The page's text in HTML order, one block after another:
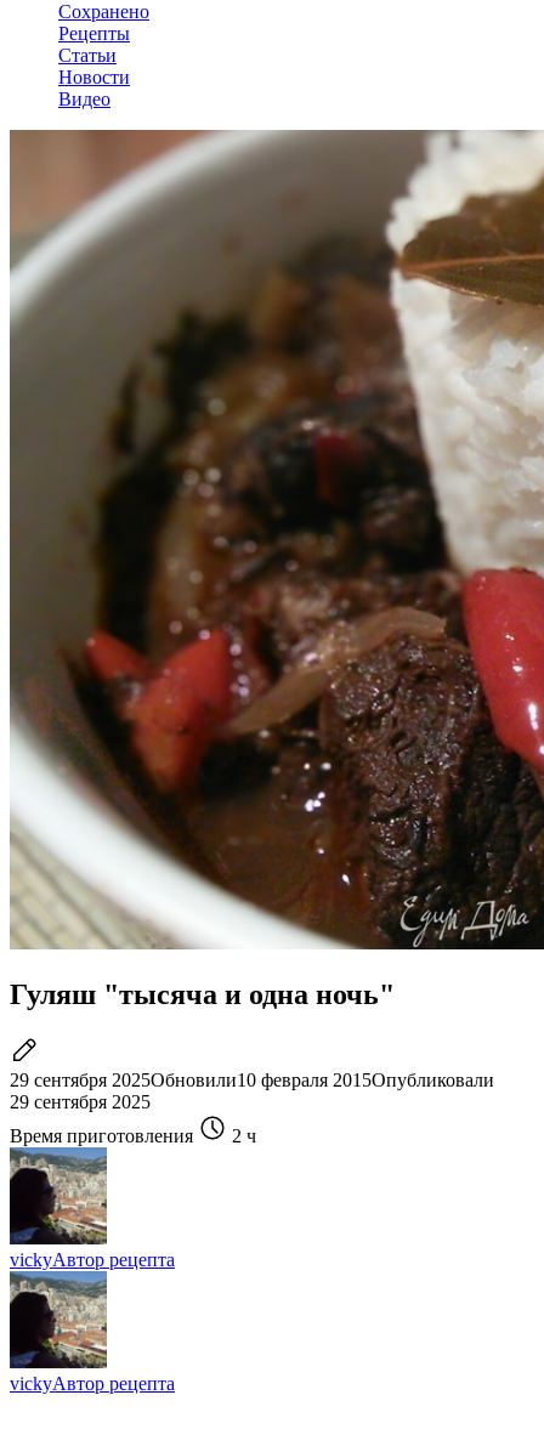
Сохранено
Рецепты
Статьи
Новости
Видео
Гуляш "тысяча и одна ночь"
29 сентября 2025Обновили10 февраля 2015Опубликовали
29 сентября 2025
Время приготовления
2 ч
vickyАвтор рецепта
vickyАвтор рецепта